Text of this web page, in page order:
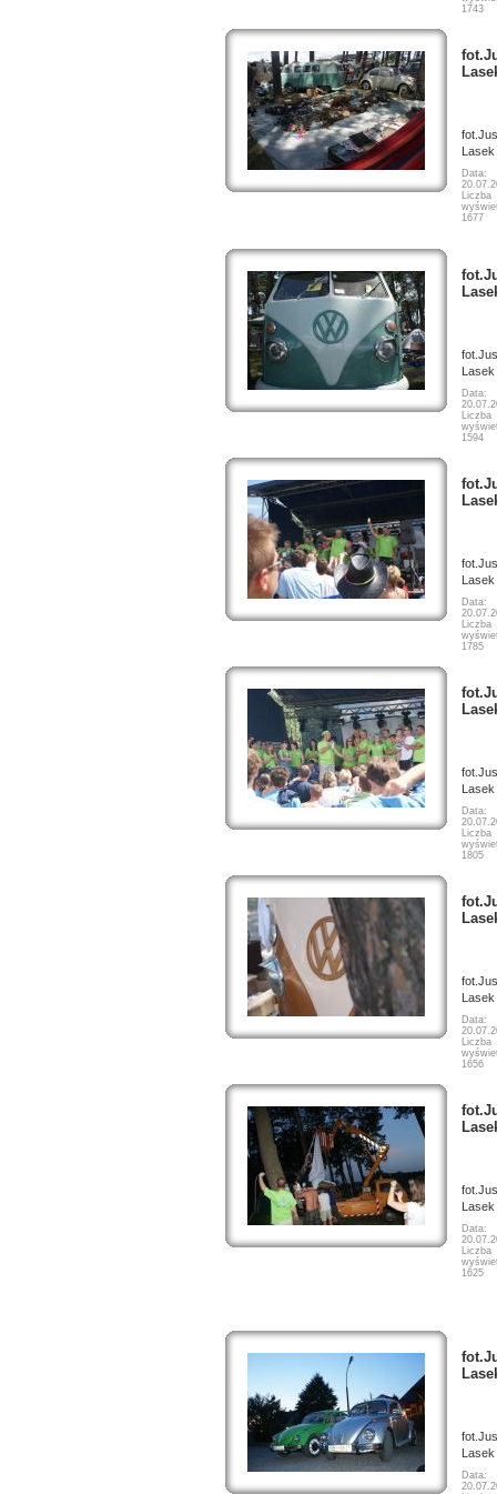
1743
Lasek
Data:
Liczba
1677
Lasek
Data:
Liczba
1594
Lasek
Data:
Liczba
1785
Lasek
Data:
Liczba
1805
Lasek
Data:
Liczba
1656
Lasek
Data:
Liczba
1625
Lasek
Data: